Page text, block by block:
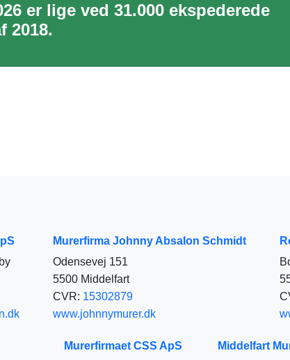
er lige ved 31.000 ekspederede
2018.
Murerfirma Johnny Absalon Schmidt
Odensevej 151
5500 Middelfart
CVR: 15302879
www.johnnymurer.dk
Murerfirmaet CSS ApS
Middelfart